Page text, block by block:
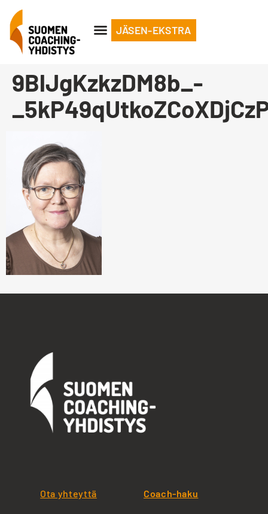
JÄSEN-EKSTRA
9BlJgKzkzDM8b_-
Ota yhteyttä Coach-haku